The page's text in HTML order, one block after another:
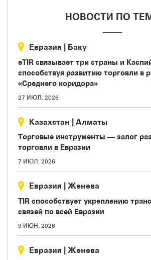
НОВОСТИ ПО
Евразия | Баку
eTIR связывает три страны и
способствуя развитию торговли в
«Среднего коридора»
27 ИЮЛ. 2026
Казахстан | Aлматы
Торговые инструменты — залог
торговли в Евразии
7 ИЮЛ. 2026
Евразия | Женева
TIR способствует укреплению
связей по всей Евразии
9 ИЮН. 2026
Евразия | Женева